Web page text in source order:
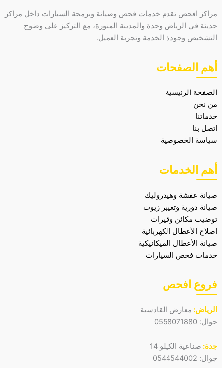
مراكز افحص تقدم خدمات فحص وصيانة وبرمجة السيارات داخل مراكز
حديثة في الرياض وجدة والمدينة المنورة، مع التركيز على وضوح
التشخيص وجودة الخدمة وتجربة العميل.
أهم الصفحات
الصفحة الرئيسية
من نحن
خدماتنا
اتصل بنا
سياسة الخصوصية
أهم الخدمات
صيانة عفشة وهيدروليك
صيانة دورية وتغيير زيوت
توضيب مكائن وقيرات
اصلاح الأعطال الكهربائية
صيانة الأعطال الميكانيكية
خدمات فحص السيارات
فروع افحص
الرياض: معارض القادسية
جوال: 0558071880
جدة: صناعية الكيلو 14
جوال: 0544544002